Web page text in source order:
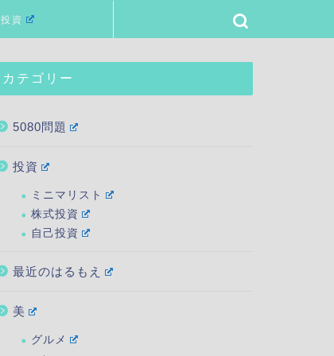
投資
カテゴリー
5080問題
投資
ミニマリスト
株式投資
自己投資
最近のはるもえ
美
グルメ